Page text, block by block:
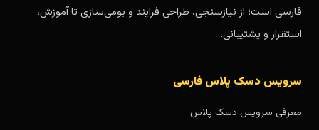
فارسی است؛ از نیازسنجی، طراحی فرایند و بومی‌سازی تا آموزش،
استقرار و پشتیبانی.
سرویس دسک پلاس فارسی
معرفی سرویس دسک پلاس